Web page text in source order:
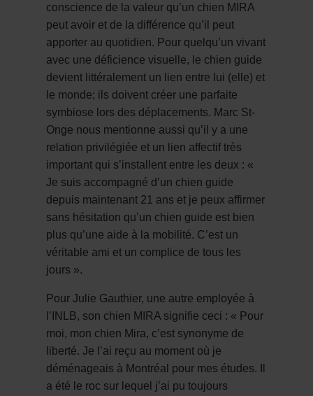
conscience de la valeur qu’un chien MIRA
peut avoir et de la différence qu’il peut
apporter au quotidien. Pour quelqu’un vivant
avec une déficience visuelle, le chien guide
devient littéralement un lien entre lui (elle) et
le monde; ils doivent créer une parfaite
symbiose lors des déplacements. Marc St-
Onge nous mentionne aussi qu’il y a une
relation privilégiée et un lien affectif très
important qui s’installent entre les deux : «
Je suis accompagné d’un chien guide
depuis maintenant 21 ans et je peux affirmer
sans hésitation qu’un chien guide est bien
plus qu’une aide à la mobilité. C’est un
véritable ami et un complice de tous les
jours ».
Pour Julie Gauthier, une autre employée à
l’INLB, son chien MIRA signifie ceci : « Pour
moi, mon chien Mira, c’est synonyme de
liberté. Je l’ai reçu au moment où je
déménageais à Montréal pour mes études. Il
a été le roc sur lequel j’ai pu toujours